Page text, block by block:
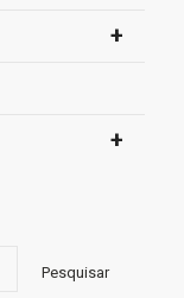
+
+
Pesquisar